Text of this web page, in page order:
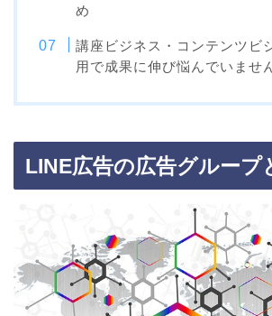
め
講座ビジネス・コンテンツビ
用で成果に伸び悩んでいませ
LINE広告の広告グループ